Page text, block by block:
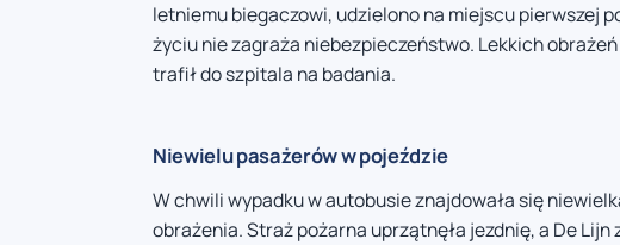
letniemu biegaczowi, udzielono na miejscu pierwszej
życiu nie zagraża niebezpieczeństwo. Lekkich
trafił do szpitala na badania.
Niewielu pasażerów w pojeździe
W chwili wypadku w autobusie znajdowała się
obrażenia. Straż pożarna uprzątnęła jezdnię, a De Lijn